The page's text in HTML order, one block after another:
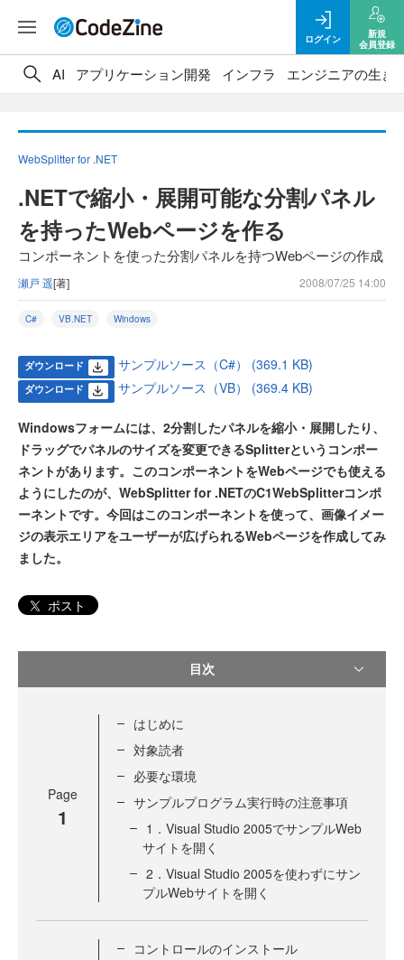
ログイン
新規
会員登録
AI アプリケーション開発 インフラ エンジニアの生き
WebSplitter for .NET
.NETで縮小・展開可能な分割パネル
を持ったWebページを作る
コンポーネントを使った分割パネルを持つWebページの作成
瀬戸 遥[著] 2008/07/25 14:00
C# VB.NET Windows
ダウンロード サンプルソース（C#） (369.1 KB)
ダウンロード サンプルソース（VB） (369.4 KB)
Windowsフォームには、2分割したパネルを縮小・展開したり、
ドラッグでパネルのサイズを変更できるSplitterというコンポー
ネントがあります。このコンポーネントをWebページでも使える
ようにしたのが、WebSplitter for .NETのC1WebSplitterコンポ
ーネントです。今回はこのコンポーネントを使って、画像イメー
ジの表示エリアをユーザーが広げられるWebページを作成してみ
ました。
ポスト
目次
Page
1
はじめに
対象読者
必要な環境
サンプルプログラム実行時の注意事項
1．Visual Studio 2005でサンプルWeb
サイトを開く
2．Visual Studio 2005を使わずにサン
プルWebサイトを開く
コントロールのインストール